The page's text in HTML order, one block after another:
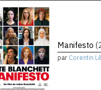
Manifesto
par Corentin Lê